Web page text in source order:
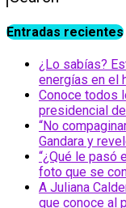
Entradas recientes
¿Lo sabías?
energías en el
Conoce todos
presidencial
“No
Gandara y
“¿Qué le pasó
foto que se
A Juliana
que conoce al